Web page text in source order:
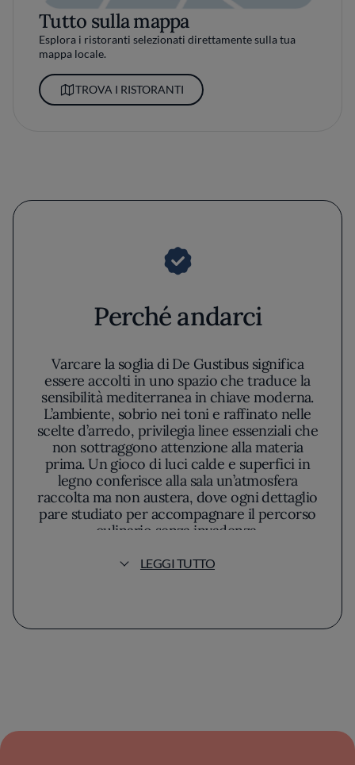
Tutto sulla mappa
Esplora i ristoranti selezionati direttamente sulla tua
mappa locale.
TROVA I RISTORANTI
Perché andarci
Varcare la soglia di De Gustibus significa
essere accolti in uno spazio che traduce la
sensibilità mediterranea in chiave moderna.
L’ambiente, sobrio nei toni e raffinato nelle
scelte d’arredo, privilegia linee essenziali che
non sottraggono attenzione alla materia
prima. Un gioco di luci calde e superfici in
legno conferisce alla sala un’atmosfera
raccolta ma non austera, dove ogni dettaglio
pare studiato per accompagnare il percorso
culinario senza invadenza.
La vocazione di De Gustibus affonda nella
sempre attento a coniugare memorie del
sapore degli alimenti, preservandone
LEGGI TUTTO